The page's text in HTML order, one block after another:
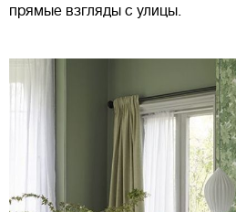
прямые взгляды с улицы.